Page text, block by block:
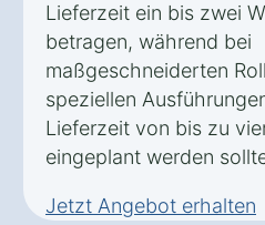
Lieferzeit ein bis zwei
betragen, während bei
maßgeschneiderten
speziellen
Lieferzeit von bis zu
eingeplant werden
Jetzt Angebot erhalten